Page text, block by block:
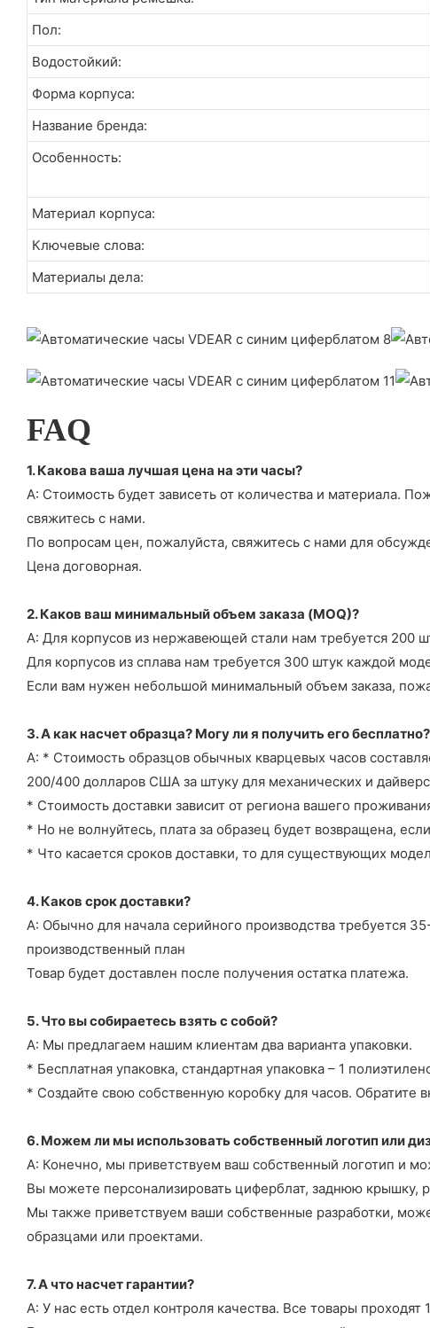
Пол:
Водостойкий:
Форма корпуса:
Название бренда:
Особенность:
Материал корпуса:
Ключевые слова:
Материалы дела:
FAQ
1. Какова ваша лучшая цена на эти часы?
А: Стоимость будет зависеть от количества и материала.
свяжитесь с нами.
По вопросам цен, пожалуйста, свяжитесь с нами для
Цена договорная.
2. Каков ваш минимальный объем заказа (MOQ)?
А: Для корпусов из нержавеющей стали нам требуется 200
Для корпусов из сплава нам требуется 300 штук каждой
Если вам нужен небольшой минимальный объем заказа,
3. А как насчет образца? Могу ли я получить его
А: * Стоимость образцов обычных кварцевых часов
200/400 долларов США за штуку для механических и
* Стоимость доставки зависит от региона вашего
* Но не волнуйтесь, плата за образец будет возвращена,
* Что касается сроков доставки, то для существующих
4. Каков срок доставки?
А: Обычно для начала серийного производства требуется
производственный план
Товар будет доставлен после получения остатка платежа.
5. Что вы собираетесь взять с собой?
А: Мы предлагаем нашим клиентам два варианта упаковки.
* Бесплатная упаковка, стандартная упаковка – 1
* Создайте свою собственную коробку для часов. Обратите
6. Можем ли мы использовать собственный логотип или
А: Конечно, мы приветствуем ваш собственный логотип и
Вы можете персонализировать циферблат, заднюю крышку,
Мы также приветствуем ваши собственные разработки,
образцами или проектами.
7. А что насчет гарантии?
А: У нас есть отдел контроля качества. Все товары